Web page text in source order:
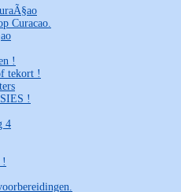
Curacao.
!
tekort !
!
4
!